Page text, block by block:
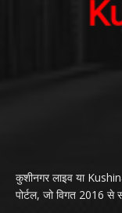
कुशीनगर लाइव या
पोर्टल, जो विगत 2016 से